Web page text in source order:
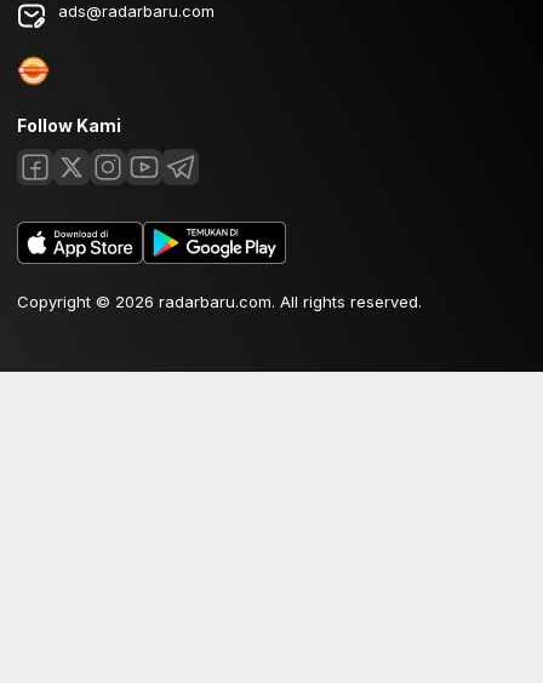
ads@radarbaru.com
Follow Kami
Copyright © 2026 radarbaru.com. All rights reserved.